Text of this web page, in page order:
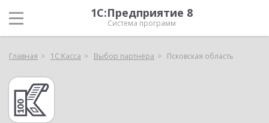
1С:Предприятие 8
Система программ
Главная 1С:Касса Выбор партнёра Псковская область